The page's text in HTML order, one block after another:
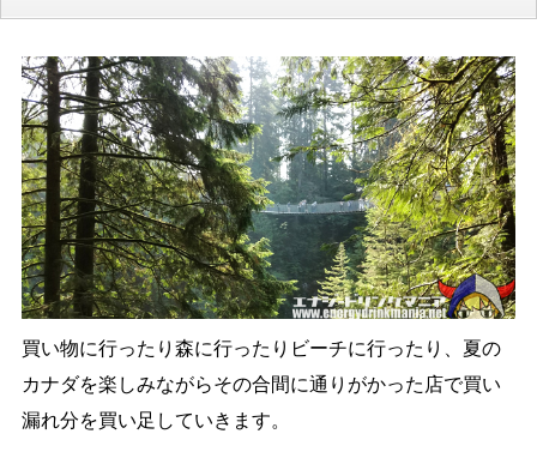
買い物に行ったり森に行ったりビーチに行ったり、夏の
カナダを楽しみながらその合間に通りがかった店で買い
漏れ分を買い足していきます。